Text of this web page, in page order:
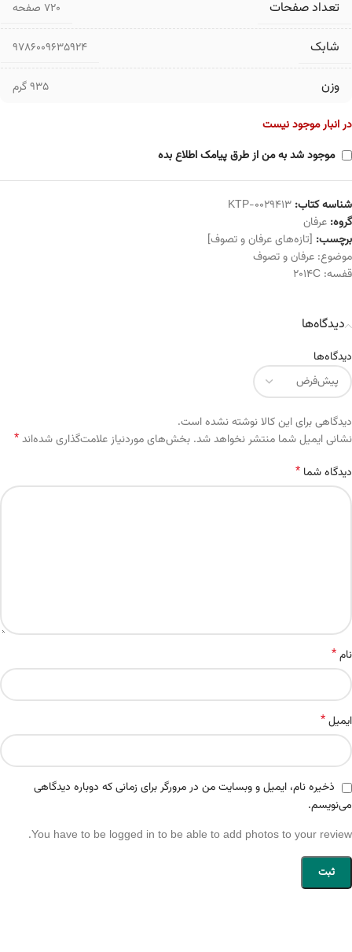
تعداد صفحات ۷۲۰ صفحه
شابک 9786009635924
وزن 935 گرم
در انبار موجود نیست
موجود شد به من از طرق پیامک اطلاع بده
شناسه کتاب: KTP-0029413
گروه: عرفان
برچسب: [تازه‌های عرفان و تصوف]
موضوع: عرفان و تصوف
قفسه: 2014C
دیدگاه‌ها
دیدگاه‌ها
دیدگاهی برای این کالا نوشته نشده است.
نشانی ایمیل شما منتشر نخواهد شد. بخش‌های موردنیاز علامت‌گذاری شده‌اند*
دیدگاه شما *
نام*
ایمیل*
ذخیره نام، ایمیل و وبسایت من در مرورگر برای زمانی که دوباره دیدگاهی
می‌نویسم.
You have to be logged in to be able to add photos to your review.
Alternative: